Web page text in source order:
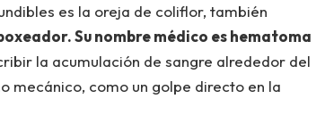
es la oreja de coliflor, también
Su nombre médico es hematoma
la acumulación de sangre alrededor del
mecánico, como un golpe directo en la